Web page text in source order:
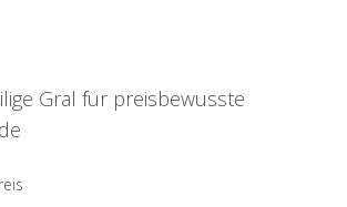
Gral für preisbewusste